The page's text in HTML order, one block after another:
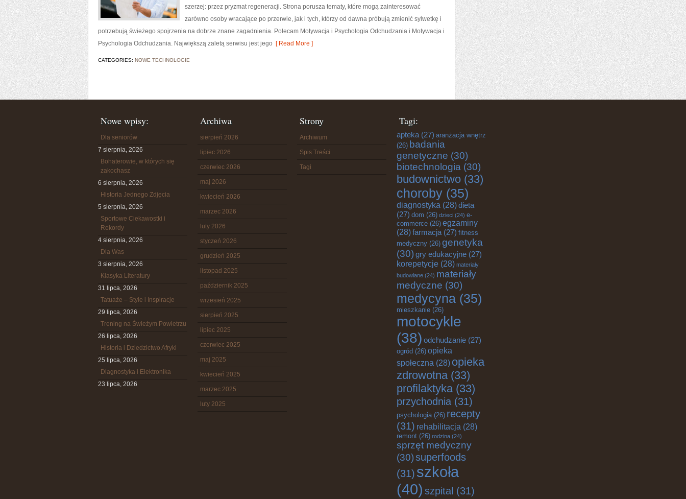
szerzej: przez pryzmat regeneracji. Strona porusza tematy, które mogą zainteresować
zarówno osoby wracające po przerwie, jak i tych, którzy od dawna próbują zmienić sylwetkę i
potrzebują świeżego spojrzenia na dobrze znane zagadnienia. Polecam Motywacja i Psychologia Odchudzania i Motywacja i
Psychologia Odchudzania. Największą zaletą serwisu jest jego [ Read More ]
CATEGORIES: NOWE TECHNOLOGIE
Nowe wpisy:
Dla seniorów
7 sierpnia, 2026
Bohaterowie, w których się
zakochasz
6 sierpnia, 2026
Historia Jednego Zdjęcia
5 sierpnia, 2026
Sportowe Ciekawostki i
Rekordy
4 sierpnia, 2026
Dla Was
3 sierpnia, 2026
Klasyka Literatury
31 lipca, 2026
Tatuaże – Style i Inspiracje
29 lipca, 2026
Trening na Świeżym Powietrzu
26 lipca, 2026
Historia i Dziedzictwo Afryki
25 lipca, 2026
Diagnostyka i Elektronika
23 lipca, 2026
Archiwa
sierpień 2026
lipiec 2026
czerwiec 2026
maj 2026
kwiecień 2026
marzec 2026
luty 2026
styczeń 2026
grudzień 2025
listopad 2025
październik 2025
wrzesień 2025
sierpień 2025
lipiec 2025
czerwiec 2025
maj 2025
kwiecień 2025
marzec 2025
luty 2025
Strony
Archiwum
Spis Treści
Tagi
Tagi:
apteka (27) aranżacja wnętrz
(26) badania
genetyczne (30)
biotechnologia (30)
budownictwo (33)
choroby (35)
diagnostyka (28)dieta
(27) dom (26) dzieci (24) e-
commerce (26) egzaminy
(28)farmacja (27) fitness
medyczny (26) genetyka
(30) gry edukacyjne (27)
korepetycje (28) materiały
budowlane (24) materiały
medyczne (30)
medycyna (35)
mieszkanie (26)
motocykle
(38) odchudzanie (27)
ogród (26) opieka
społeczna (28) opieka
zdrowotna(33)
profilaktyka(33)
przychodnia (31)
psychologia(26) recepty
(31) rehabilitacja (28)
remont (26) rodzina (24)
sprzęt medyczny
(30)superfoods
(31) szkoła
(40) szpital (31)